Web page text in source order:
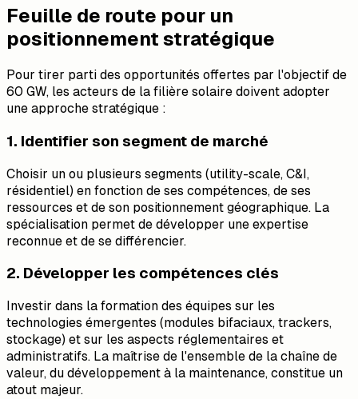
Feuille de route pour un
positionnement stratégique
Pour tirer parti des opportunités offertes par l'objectif de
60 GW, les acteurs de la filière solaire doivent adopter
une approche stratégique :
1. Identifier son segment de marché
Choisir un ou plusieurs segments (utility-scale, C&I,
résidentiel) en fonction de ses compétences, de ses
ressources et de son positionnement géographique. La
spécialisation permet de développer une expertise
reconnue et de se différencier.
2. Développer les compétences clés
Investir dans la formation des équipes sur les
technologies émergentes (modules bifaciaux, trackers,
stockage) et sur les aspects réglementaires et
administratifs. La maîtrise de l'ensemble de la chaîne de
valeur, du développement à la maintenance, constitue un
atout majeur.